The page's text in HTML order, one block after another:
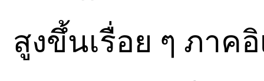
สูงขึ้นเรื่อย ๆ ภาค